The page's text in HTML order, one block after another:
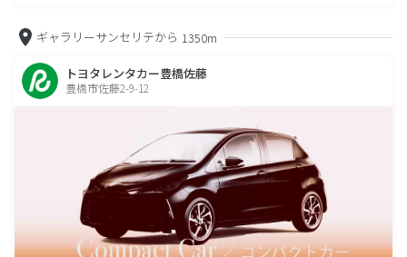
ギャラリーサンセリテから 1350m
トヨタレンタカー豊橋佐藤
豊橋市佐藤2-9-12